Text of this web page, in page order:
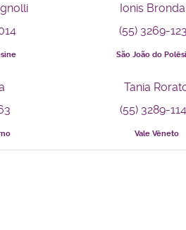
Ionis
(55) 3269-
São João do
Tania
(55) 3289-
Vale Vêneto